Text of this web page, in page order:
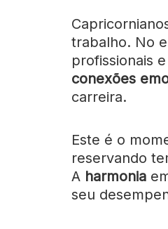
trabalho. No
profissionais
conexões
carreira.
Este é o
reservando
A harmonia
seu